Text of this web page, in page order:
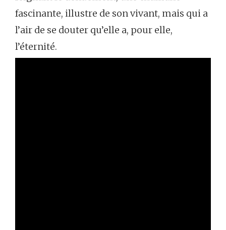
fascinante, illustre de son vivant, mais qui a
l’air de se douter qu’elle a, pour elle,
l’éternité.